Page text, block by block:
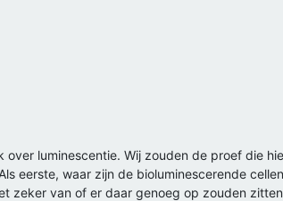
over luminescentie. Wij zouden de proef die
eerste, waar zijn de bioluminescerende
zeker van of er daar genoeg op zouden